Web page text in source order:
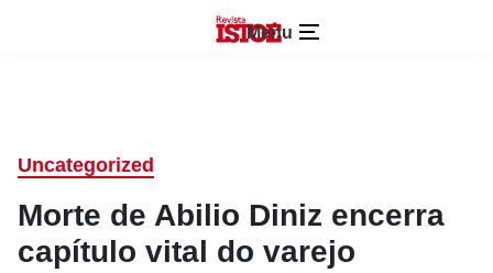
Menu
Uncategorized
Morte de Abilio Diniz encerra
capítulo vital do varejo